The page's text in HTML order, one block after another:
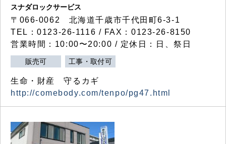
スナダロックサービス
〒066-0062 北海道千歳市千代田町6-3-1
TEL：0123-26-1116 / FAX：0123-26-8150
営業時間：10:00〜20:00 / 定休日：日、祭日
販売可 工事・取付可
生命・財産 守るカギ
http://comebody.com/tenpo/pg47.html